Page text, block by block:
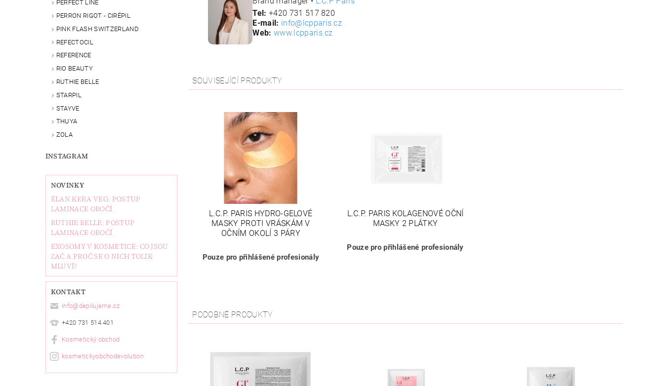
PERFECT LINE
PERRON RIGOT - CIRÉPIL
PINK FLASH SWITZERLAND
REFECTOCIL
REFERENCE
RIO BEAUTY
RUTHIE BELLE
STARPIL
STAYVE
THUYA
ZOLA
INSTAGRAM
NOVINKY
ÉLAN KERA VEG: POSTUP
LAMINACE OBOČÍ
RUTHIE BELLE: POSTUP
LAMINACE OBOČÍ
EXOSOMY V KOSMETICE: CO JSOU
ZAČ A PROČ SE O NICH TOLIK
MLUVÍ?
KONTAKT
info@depilujeme.cz
+420 731 514 401
Kosmetický obchod
kosmetickyobchodevolution
Tel: +420 731 517 820
E-mail: info@lcpparis.cz
Web: www.lcpparis.cz
SOUVISEJÍCÍ PRODUKTY
L.C.P. PARIS HYDRO-GELOVÉ
MASKY PROTI VRÁSKÁM V
OČNÍM OKOLÍ 3 PÁRY
Pouze pro přihlášené profesionály
L.C.P. PARIS KOLAGENOVÉ OČNÍ
MASKY 2 PLÁTKY
Pouze pro přihlášené profesionály
PODOBNÉ PRODUKTY